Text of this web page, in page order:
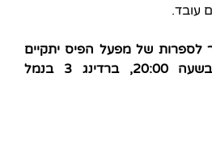
עובד.
של מפעל הפיס יתקיים
ביום שני, 22.1.18, בשעה 20:00, ברדינג 3 בנמל